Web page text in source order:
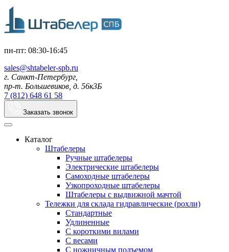
пн-пт: 08:30-16:45
sales@shtabeler-spb.ru
г. Санкт-Петербург,
пр-т. Большевиков, д. 56к3Б
7 (812) 648 61 58
Заказать звонок
Каталог
Штабелеры
Ручные штабелеры
Электрические штабелеры
Самоходные штабелеры
Узкопроходные штабелеры
Штабелеры с выдвижной мачтой
Тележки для склада гидравлические (рохли)
Стандартные
Удлиненные
С короткими вилами
С весами
С ножничным подъемом